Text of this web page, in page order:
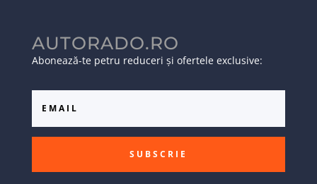
AUTORADO.RO
Abonează-te petru reduceri și ofertele exclusive:
SUBSCRIE